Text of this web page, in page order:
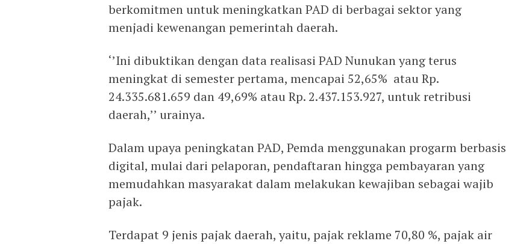
berkomitmen untuk meningkatkan PAD di berbagai sektor yang
menjadi kewenangan pemerintah daerah.
‘’Ini dibuktikan dengan data realisasi PAD Nunukan yang terus
meningkat di semester pertama, mencapai 52,65% atau Rp.
24.335.681.659 dan 49,69% atau Rp. 2.437.153.927, untuk retribusi
daerah,’’ urainya.
Dalam upaya peningkatan PAD, Pemda menggunakan progarm berbasis
digital, mulai dari pelaporan, pendaftaran hingga pembayaran yang
memudahkan masyarakat dalam melakukan kewajiban sebagai wajib
pajak.
Terdapat 9 jenis pajak daerah, yaitu, pajak reklame 70,80 %, pajak air